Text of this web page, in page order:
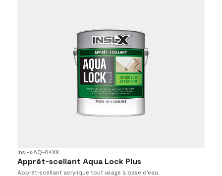
Insl-x•AQ-04XX
Apprêt-scellant Aqua Lock Plus
Apprêt-scellant acrylique tout usage à base d'eau.